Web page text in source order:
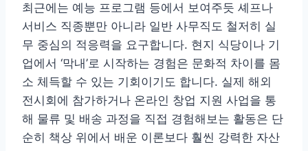
최근에는 예능 프로그램 등에서 보여주듯 셰프나
서비스 직종뿐만 아니라 일반 사무직도 철저히 실
무 중심의 적응력을 요구합니다. 현지 식당이나 기
업에서 ‘막내’로 시작하는 경험은 문화적 차이를 몸
소 체득할 수 있는 기회이기도 합니다. 실제 해외
전시회에 참가하거나 온라인 창업 지원 사업을 통
해 물류 및 배송 과정을 직접 경험해보는 활동은 단
순히 책상 위에서 배운 이론보다 훨씬 강력한 자산